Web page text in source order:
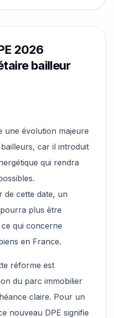
2026
bailleur
une évolution majeure
car il introduit
qui rendra
de cette date, un
plus être
qui concerne
en France.
réforme est
du parc immobilier
claire. Pour un
nouveau DPE signifie